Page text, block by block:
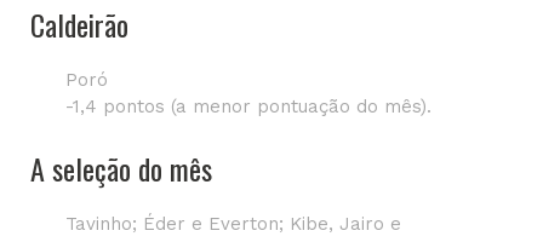
Caldeirão
Poró
-1,4 pontos (a menor pontuação do mês).
A seleção do mês
Tavinho; Éder e Everton; Kibe, Jairo e